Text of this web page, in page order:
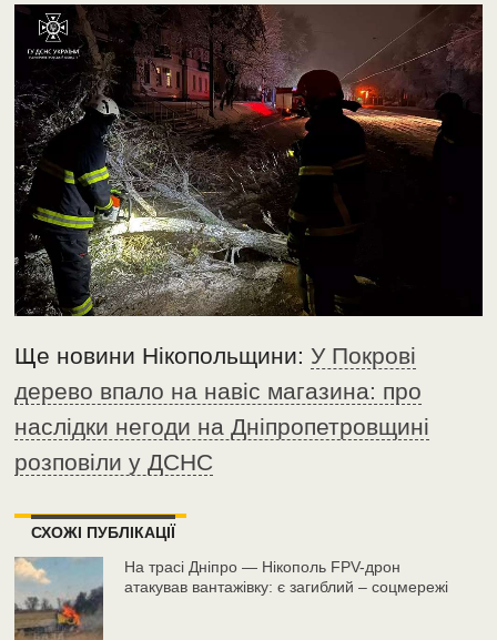
Ще новини Нікопольщини:У Покрові
дерево впало на навіс магазина: про
наслідки негоди на Дніпропетровщині
розповіли у ДСНС
СХОЖІ ПУБЛІКАЦІЇ
На трасі Дніпро — Нікополь FPV-дрон
атакував вантажівку: є загиблий – соцмережі